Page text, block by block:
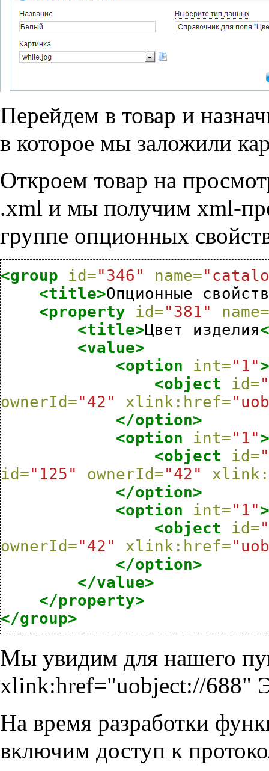
Перейдем в товар и
в которое мы заложили
Откроем товар на
.xml и мы получим xml-
группе опционных
<group id="346" name=
<title>Опционные
<property
id="381"
<title>Цвет изделия
<value>
<option
int="1"
<object
id=
ownerId="42" xlink:href=
</option>
<option
int="1"
<object
id=
id="125" ownerId="42"
</option>
<option
int="1"
<object
id=
ownerId="42" xlink:href=
</option>
</value>
</property>
</group>
Мы увидим для нашего
xlink:href="uobject://688"
На время разработки
включим доступ к